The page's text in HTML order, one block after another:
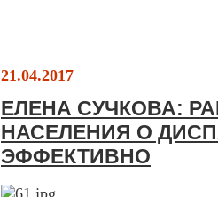
21.04.2017
ЕЛЕНА СУЧКОВА:
НАСЕЛЕНИЯ О
ЭФФЕКТИВНО